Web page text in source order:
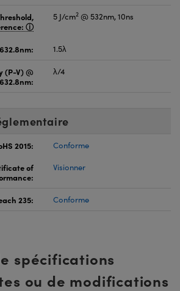
5 J/cm2 @ 532nm, 10ns
1.5λ
(P-V) @
632.8nm:
λ/4
2015:
Conforme
of
Visionner
235: Conforme
spécifications
ou de modifications